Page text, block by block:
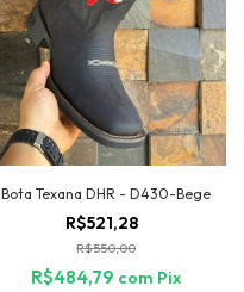
Bota Texana DHR - D430-Bege
R$521,28
R$550,00
R$484,79 com Pix